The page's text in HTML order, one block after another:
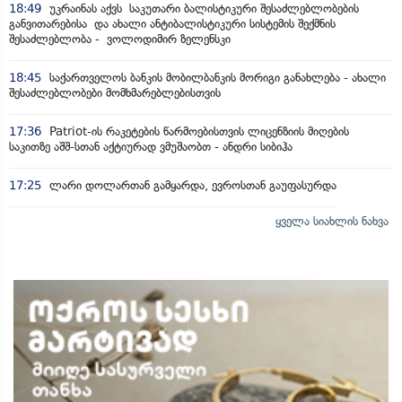
18:49 უკრაინას აქვს საკუთარი ბალისტიკური შესაძლებლობების
განვითარებისა და ახალი ანტიბალისტიკური სისტემის შექმნის
შესაძლებლობა - ვოლოდიმირ ზელენსკი
18:45 საქართველოს ბანკის მობილბანკის მორიგი განახლება - ახალი
შესაძლებლობები მომხმარებლებისთვის
17:36
Patriot-ის რაკეტების წარმოებისთვის ლიცენზიის მიღების
საკითზე აშშ-სთან აქტიურად ვმუშაობთ - ანდრი სიბიჰა
17:25 ლარი დოლართან გამყარდა, ევროსთან გაუფასურდა
ყველა სიახლის ნახვა